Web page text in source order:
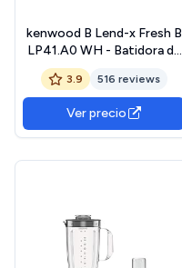
kenwood B Lend-x Fresh B
LP41.A0 WH - Batidora de
Vaso (650 W, 2 L de
capacidad, función picado
de hielo)
3.9 516 reviews
Ver precio